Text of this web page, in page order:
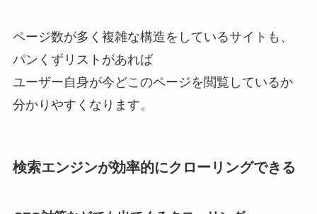
ページ数が多く複雑な構造をしているサイトも、
パンくずリストがあれば
ユーザー自身が今どこのページを閲覧しているか
分かりやすくなります。
検索エンジンが効率的にクローリングできる